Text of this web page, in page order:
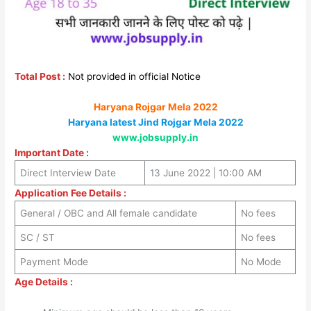
Total Post : Not provided in official Notice
Haryana Rojgar Mela 2022
Haryana latest Jind Rojgar Mela 2022
www.jobsupply.in
Important Date :
Direct Interview Date
13 June 2022 | 10:00 AM
Application Fee Details :
General / OBC and All female candidate
No fees
SC / ST No fees
Payment Mode
No Mode
Age Details :